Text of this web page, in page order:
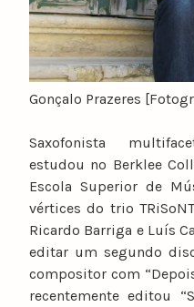
Gonçalo Prazeres
Saxofonista
estudou no Berklee
Escola Superior de
vértices do trio
Ricardo Barriga e Luís
editar um segundo
compositor com
recentemente editou